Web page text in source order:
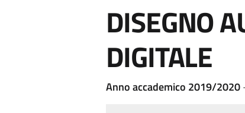
DISEGNO
DIGITALE
Anno accademico 2019/2020